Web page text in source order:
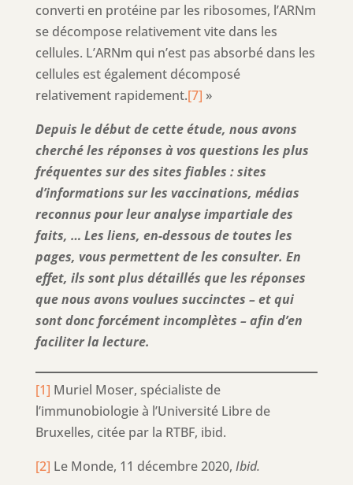
converti en protéine par les ribosomes, l’ARNm
se décompose relativement vite dans les
cellules. L’ARNm qui n’est pas absorbé dans les
cellules est également décomposé
relativement rapidement.[7] »
Depuis le début de cette étude, nous avons
cherché les réponses à vos questions les plus
fréquentes sur des sites fiables : sites
d’informations sur les vaccinations, médias
reconnus pour leur analyse impartiale des
faits, … Les liens, en-dessous de toutes les
pages, vous permettent de les consulter. En
effet, ils sont plus détaillés que les réponses
que nous avons voulues succinctes – et qui
sont donc forcément incomplètes – afin d’en
faciliter la lecture.
[1] Muriel Moser, spécialiste de
l’immunobiologie à l’Université Libre de
Bruxelles, citée par la RTBF, ibid.
[2] Le Monde, 11 décembre 2020, Ibid.